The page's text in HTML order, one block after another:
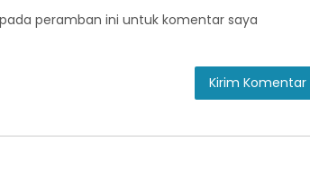
peramban ini untuk komentar saya